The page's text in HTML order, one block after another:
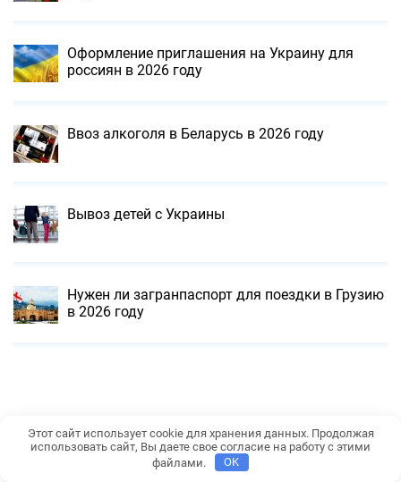
Оформление приглашения на Украину для
россиян в 2026 году
Ввоз алкоголя в Беларусь в 2026 году
Вывоз детей с Украины
Нужен ли загранпаспорт для поездки в Грузию
в 2026 году
Этот сайт использует cookie для хранения данных. Продолжая
использовать сайт, Вы даете свое согласие на работу с этими
файлами.
OK